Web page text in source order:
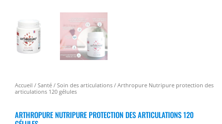
Accueil / Santé / Soin des articulations / Arthropure Nutripure protection des
articulations 120 gélules
ARTHROPURE NUTRIPURE PROTECTION DES ARTICULATIONS 120